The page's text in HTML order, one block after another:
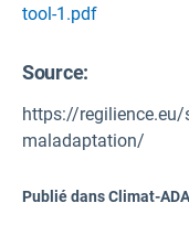
tool-1.pdf
Source:
https://
maladaptation/
Publié dans Climat-